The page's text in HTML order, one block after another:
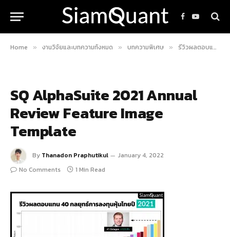
Facebook
YouTube
Home » งานวิจัยและบทความทั้งหมด » บทความพิเศษ » รีวิวผลตอบแทน 40 กลยุทธ์การลงทุนในตลาดหุ้นไทยปี ค.ศ. 2021
SQ AlphaSuite 2021 Annual
Review Feature Image
Template
By Thanadon Praphutikul
January 4, 2022
No Comments
1 Min Read